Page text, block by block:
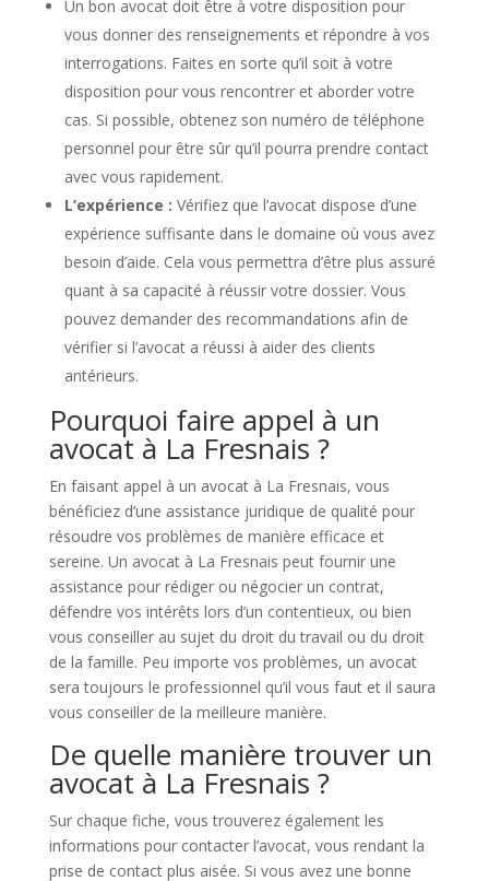
Un bon avocat doit être à votre disposition pour
vous donner des renseignements et répondre à vos
interrogations. Faites en sorte qu’il soit à votre
disposition pour vous rencontrer et aborder votre
cas. Si possible, obtenez son numéro de téléphone
personnel pour être sûr qu’il pourra prendre contact
avec vous rapidement.
L’expérience : Vérifiez que l’avocat dispose d’une
expérience suffisante dans le domaine où vous avez
besoin d’aide. Cela vous permettra d’être plus assuré
quant à sa capacité à réussir votre dossier. Vous
pouvez demander des recommandations afin de
vérifier si l’avocat a réussi à aider des clients
antérieurs.
Pourquoi faire appel à un
avocat à La Fresnais ?
En faisant appel à un avocat à La Fresnais, vous
bénéficiez d’une assistance juridique de qualité pour
résoudre vos problèmes de manière efficace et
sereine. Un avocat à La Fresnais peut fournir une
assistance pour rédiger ou négocier un contrat,
défendre vos intérêts lors d’un contentieux, ou bien
vous conseiller au sujet du droit du travail ou du droit
de la famille. Peu importe vos problèmes, un avocat
sera toujours le professionnel qu’il vous faut et il saura
vous conseiller de la meilleure manière.
De quelle manière trouver un
avocat à La Fresnais ?
Sur chaque fiche, vous trouverez également les
informations pour contacter l’avocat, vous rendant la
prise de contact plus aisée. Si vous avez une bonne